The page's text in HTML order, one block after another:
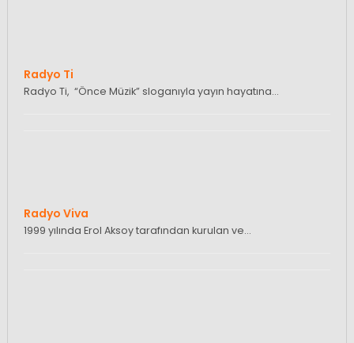
Radyo Ti
Radyo Ti, “Önce Müzik” sloganıyla yayın hayatına…
Radyo Viva
1999 yılında Erol Aksoy tarafından kurulan ve…